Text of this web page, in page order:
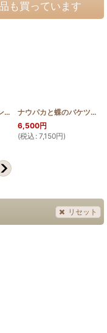
も買っています
ラウアエのワンポイントボディバッグ [
ナウパカと蝶のバケツトート
6,500円
(税込 : 7,150円)
リセット